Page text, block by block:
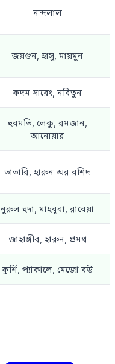
নন্দলাল
জয়গুন, হাসু, মায়মুন
কদম সারেং, নবিতুন
হুরমতি, লেকু, রমজান,
আনোয়ার
তাতারি, হারুন অর রশিদ
নুরুল হুদা, মাহবুবা, রাবেয়া
জাহাঙ্গীর, হারুন, প্রমথ
কুর্শি, প্যাকালে, মেজো বউ